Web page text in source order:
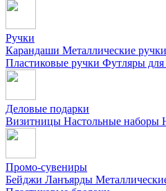
Ручки
Карандаши Металлические ручки
Пластиковые ручки Футляры для
Деловые подарки
Визитницы Настольные наборы
Промо-сувениры
Бейджи Ланъярды